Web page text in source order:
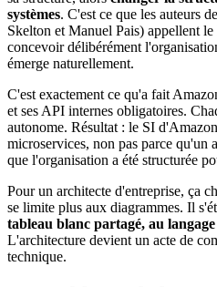
systèmes. C'est ce que les auteurs de
Skelton et Manuel Pais) appellent le
concevoir délibérément
émerge naturellement.
C'est exactement ce qu'a fait
et ses API internes obligatoires.
autonome. Résultat : le SI d'Amazon
microservices, non pas parce qu'un
que l'organisation a été structurée
Pour un architecte d'entreprise, ça
se limite plus aux diagrammes. Il
tableau blanc partagé, au
L'architecture devient un acte de
technique.